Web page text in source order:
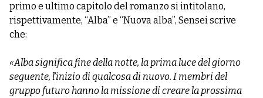
primo e ultimo capitolo del romanzo si intitolano,
rispettivamente, “Alba” e “Nuova alba”, Sensei scrive
che:
«Alba significa fine della notte, la prima luce del giorno
seguente, l’inizio di qualcosa di nuovo. I membri del
gruppo futuro hanno la missione di creare la prossima